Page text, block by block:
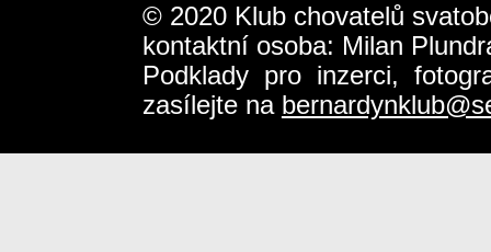
© 2020 Klub chovatelů
kontaktní osoba: Milan
Podklady pro inzerci,
zasílejte na